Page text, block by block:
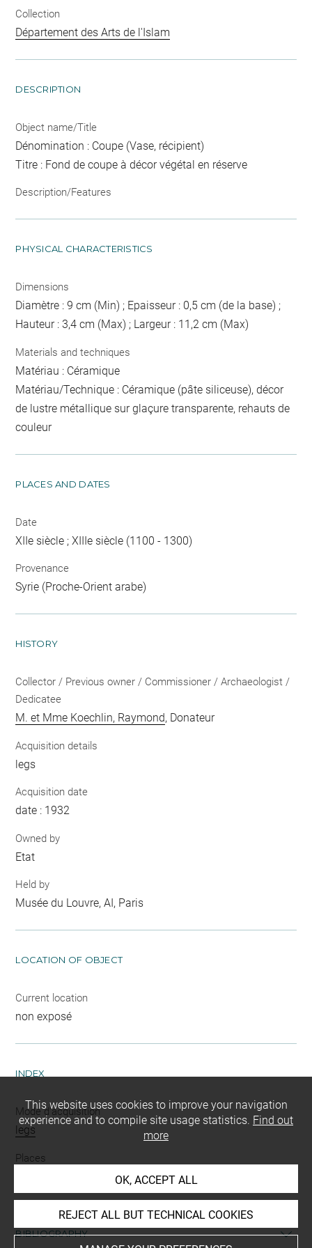
Collection
Département des Arts de l'Islam
DESCRIPTION
Object name/Title
Dénomination : Coupe (Vase, récipient)
Titre : Fond de coupe à décor végétal en réserve
Description/Features
PHYSICAL CHARACTERISTICS
Dimensions
Diamètre : 9 cm (Min) ; Epaisseur : 0,5 cm (de la base) ;
Hauteur : 3,4 cm (Max) ; Largeur : 11,2 cm (Max)
Materials and techniques
Matériau : Céramique
Matériau/Technique : Céramique (pâte siliceuse), décor
de lustre métallique sur glaçure transparente, rehauts de
couleur
PLACES AND DATES
Date
XIIe siècle ; XIIIe siècle (1100 - 1300)
Provenance
Syrie (Proche-Orient arabe)
HISTORY
Collector / Previous owner / Commissioner / Archaeologist /
Dedicatee
M. et Mme Koechlin, Raymond, Donateur
Acquisition details
legs
Acquisition date
date : 1932
Owned by
Etat
Held by
Musée du Louvre, AI, Paris
LOCATION OF OBJECT
Current location
non exposé
INDEX
Mode d'acquisition
legs
Places
BIBLIOGRAPHY
This website uses cookies to improve your navigation
experience and to compile site usage statistics. Find out
more
OK, ACCEPT ALL
REJECT ALL BUT TECHNICAL COOKIES